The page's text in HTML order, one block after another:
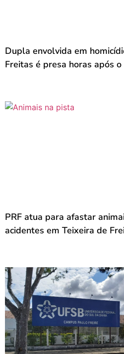
Dupla envolvida em
Freitas é presa horas após o
PRF atua para afastar
acidentes em Teixeira de